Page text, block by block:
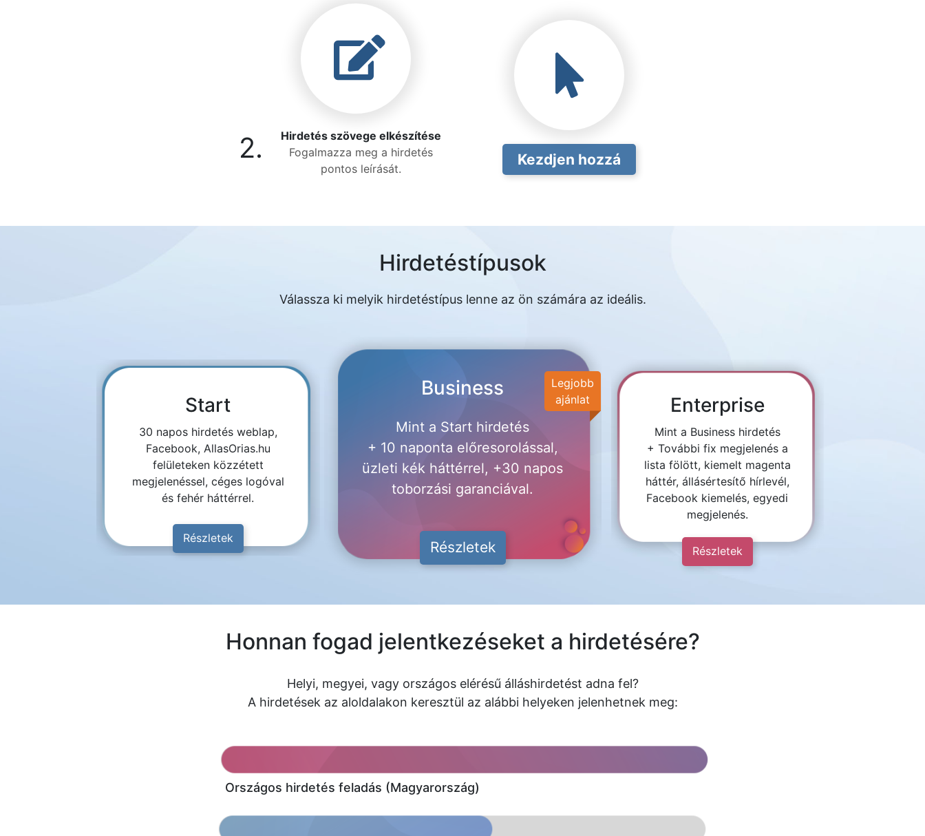
2.
Hirdetés szövege elkészítése
Fogalmazza meg a hirdetés
pontos leírását.
Kezdjen hozzá
Hirdetéstípusok
Válassza ki melyik hirdetéstípus lenne az ön számára az ideális.
Start
30 napos hirdetés weblap,
Facebook, AllasOrias.hu
felületeken közzétett
megjelenéssel, céges logóval
és fehér háttérrel.
Részletek
Legjobb
ajánlat
Business
Mint a Start hirdetés
+ 10 naponta előresorolással,
üzleti kék háttérrel, +30 napos
toborzási garanciával.
Részletek
Enterprise
Mint a Business hirdetés
+ További fix megjelenés a
lista fölött, kiemelt magenta
háttér, állásértesítő hírlevél,
Facebook kiemelés, egyedi
megjelenés.
Részletek
Honnan fogad jelentkezéseket a hirdetésére?
Helyi, megyei, vagy országos elérésű álláshirdetést adna fel?
A hirdetések az aloldalakon keresztül az alábbi helyeken jelenhetnek meg:
Országos hirdetés feladás (Magyarország)